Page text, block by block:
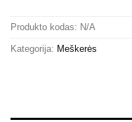
Produkto kodas: N/A
Kategorija: Meškerės